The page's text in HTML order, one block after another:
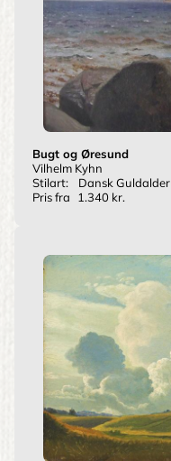
Bugt og Øresund
Vilhelm Kyhn
Stilart:
Dansk Guldalder
Pris fra
1.340 kr.